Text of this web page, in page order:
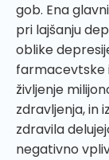
gob. Ena
pri lajšanju
oblike
farmacevtske
življenje
zdravljenja, in
zdravila
negativno